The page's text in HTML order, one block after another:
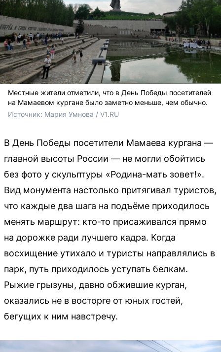
Местные жители отметили, что в День Победы посетителей
на Мамаевом кургане было заметно меньше, чем обычно.
Источник: Мария Умнова / V1.RU
В День Победы посетители Мамаева кургана —
главной высоты России — не могли обойтись
без фото у скульптуры «Родина-мать зовет!».
Вид монумента настолько притягивал туристов,
что каждые два шага на подъёме приходилось
менять маршрут: кто-то присаживался прямо
на дорожке ради лучшего кадра. Когда
восхищение утихало и туристы направлялись в
парк, путь приходилось уступать белкам.
Рыжие грызуны, давно обжившие курган,
оказались не в восторге от юных гостей,
бегущих к ним навстречу.